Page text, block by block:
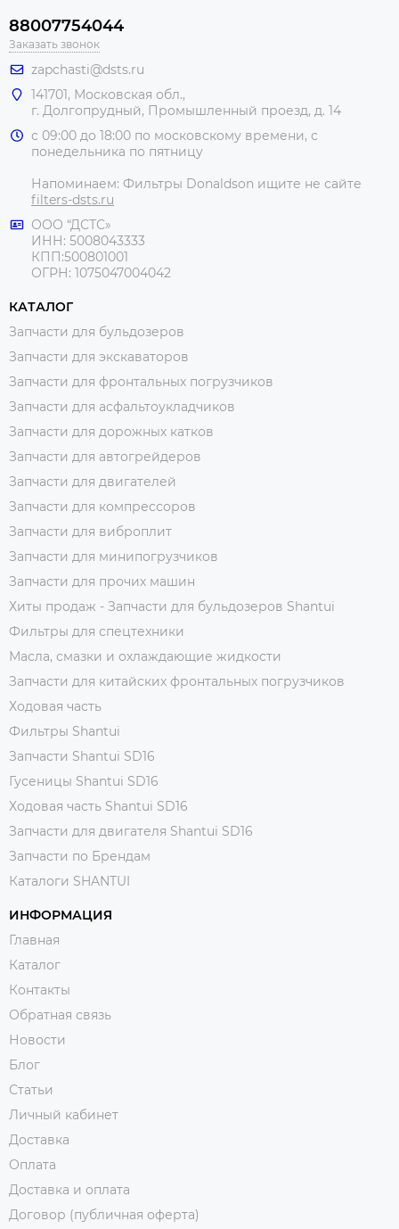
88007754044
Заказать звонок
zapchasti@dsts.ru
141701, Московская обл.,
г. Долгопрудный, Промышленный проезд, д. 14
с 09:00 до 18:00 по московскому времени, с
понедельника по пятницу
Напоминаем: Фильтры Donaldson ищите не сайте
filters-dsts.ru
ООО “ДСТС»
ИНН: 5008043333
КПП:500801001
ОГРН: 1075047004042
КАТАЛОГ
Запчасти для бульдозеров
Запчасти для экскаваторов
Запчасти для фронтальных погрузчиков
Запчасти для асфальтоукладчиков
Запчасти для дорожных катков
Запчасти для автогрейдеров
Запчасти для двигателей
Запчасти для компрессоров
Запчасти для виброплит
Запчасти для минипогрузчиков
Запчасти для прочих машин
Хиты продаж - Запчасти для бульдозеров Shantui
Фильтры для спецтехники
Масла, смазки и охлаждающие жидкости
Запчасти для китайских фронтальных погрузчиков
Ходовая часть
Фильтры Shantui
Запчасти Shantui SD16
Гусеницы Shantui SD16
Ходовая часть Shantui SD16
Запчасти для двигателя Shantui SD16
Запчасти по Брендам
Каталоги SHANTUI
ИНФОРМАЦИЯ
Главная
Каталог
Контакты
Обратная связь
Новости
Блог
Статьи
Личный кабинет
Доставка
Оплата
Доставка и оплата
Договор (публичная оферта)